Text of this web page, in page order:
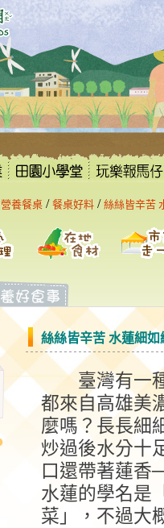
營養餐桌 / 餐桌好料 / 絲絲皆辛苦
絲絲皆辛苦 水蓮細如
臺灣有一種
都來自高雄美
麼嗎？長長細
炒過後水分十
口還帶著蓮香
水蓮的學名是
菜」，不過大